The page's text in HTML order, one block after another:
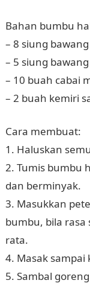
Bahan bumbu
– 8 siung
– 5 siung
– 10 buah cabai
– 2 buah kemiri
Cara membuat:
1. Haluskan
2. Tumis bumbu
dan berminyak.
3. Masukkan
bumbu, bila
rata.
4. Masak
5. Sambal